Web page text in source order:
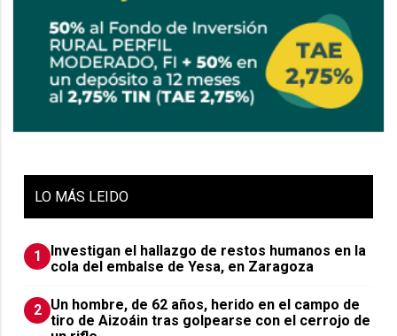
LO MÁS LEIDO
1
Investigan el hallazgo de restos humanos en la
cola del embalse de Yesa, en Zaragoza
2 Un hombre, de 62 años, herido en el campo de
tiro de Aizoáin tras golpearse con el cerrojo de